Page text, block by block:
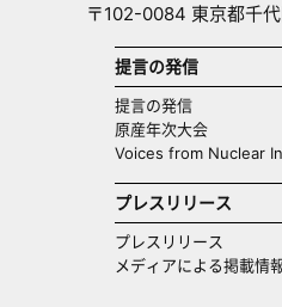
〒102-0084 東京都千
提言の発信
提言の発信
原産年次大会
Voices from Nuclear
プレスリリース
プレスリリース
メディアによる掲載情